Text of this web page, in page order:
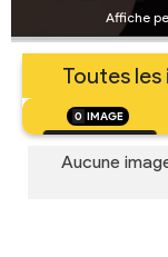
Affiche
Toutes
0 IMAGE
Aucune